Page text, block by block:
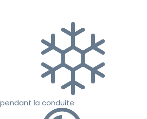
pendant la conduite